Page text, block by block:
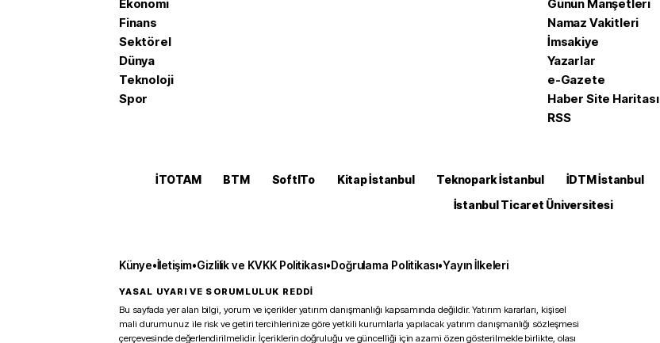
Ekonomi
Finans
Sektörel
Dünya
Teknoloji
Spor
Günün Manşetleri
Namaz Vakitleri
İmsakiye
Yazarlar
e-Gazete
Haber Site Haritası
RSS
İTOTAM BTM SoftITo Kitap İstanbul Teknopark İstanbul İDTM İstanbul
İstanbul Ticaret Üniversitesi
Künye•İletişim•Gizlilik ve KVKK Politikası•Doğrulama Politikası•Yayın İlkeleri
YASAL UYARI VE SORUMLULUK REDDİ
Bu sayfada yer alan bilgi, yorum ve içerikler yatırım danışmanlığı kapsamında değildir. Yatırım kararları, kişisel
mali durumunuz ile risk ve getiri tercihlerinize göre yetkili kurumlarla yapılacak yatırım danışmanlığı sözleşmesi
çerçevesinde değerlendirilmelidir. İçeriklerin doğruluğu ve güncelliği için azami özen gösterilmekle birlikte, olası